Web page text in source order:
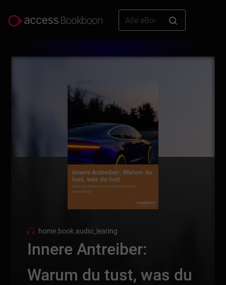
home.book.audio_learing
Innere Antreiber:
Warum du tust, was du